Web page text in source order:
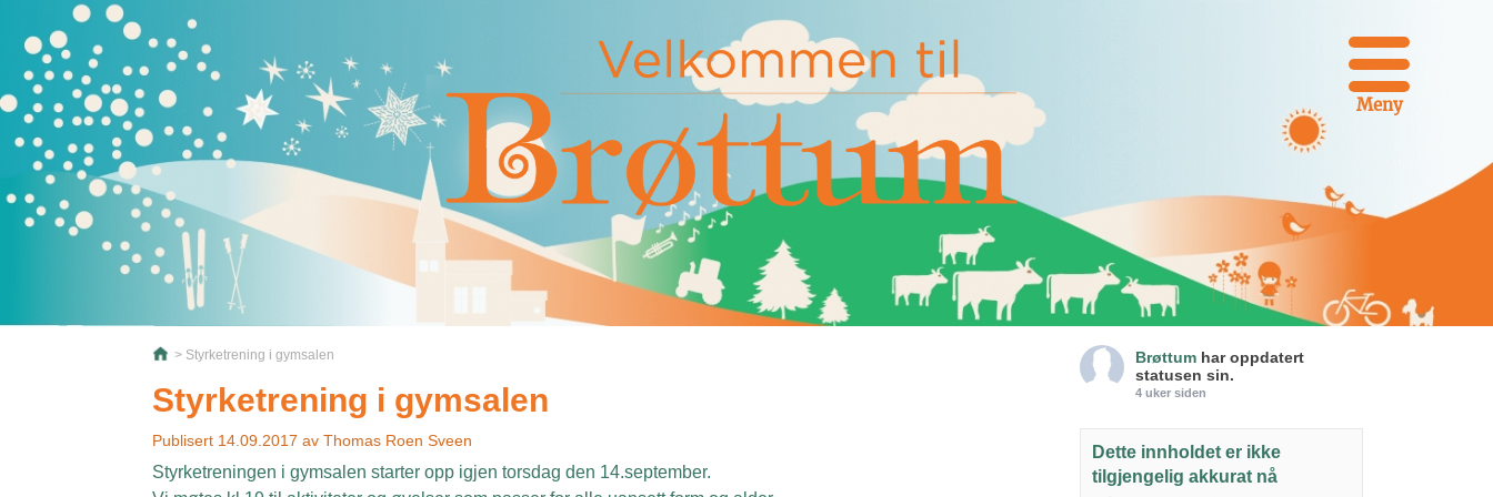
Meny
> Styrketrening i gymsalen
Styrketrening i gymsalen
Publisert 14.09.2017 av Thomas Roen Sveen
Styrketreningen i gymsalen starter opp igjen torsdag den 14.september.
Brøttum har oppdatert
statusen sin.
4 uker siden
Dette innholdet er ikke
tilgjengelig akkurat nå